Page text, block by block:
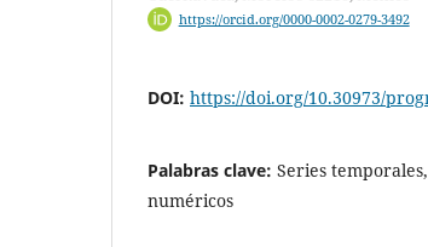
https://orcid.org/0000-0002-0279-3492
DOI: https://doi.org/10.30973/
Palabras clave: Series
numéricos